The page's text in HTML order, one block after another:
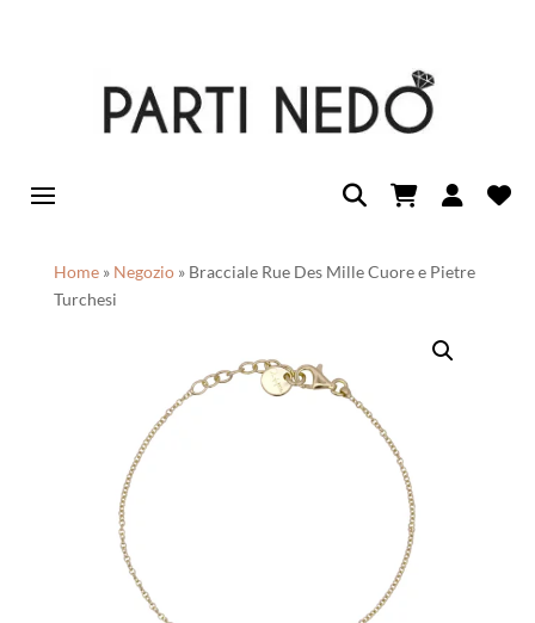
Home» Negozio» Bracciale Rue Des Mille Cuore e Pietre
Turchesi